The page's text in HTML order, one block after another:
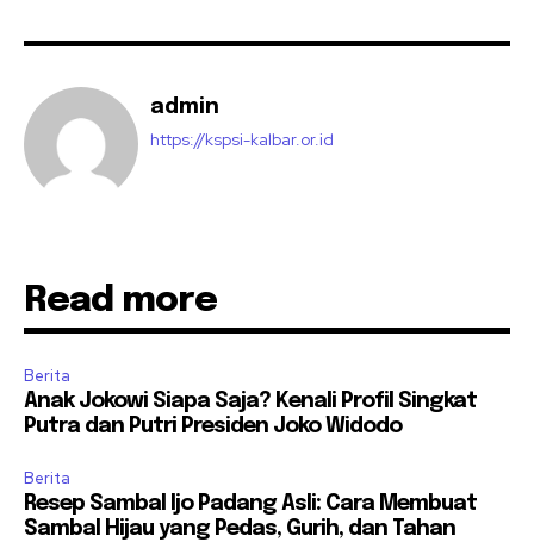
admin
https://kspsi-kalbar.or.id
Read more
Berita
Anak Jokowi Siapa Saja? Kenali Profil Singkat
Putra dan Putri Presiden Joko Widodo
Berita
Resep Sambal Ijo Padang Asli: Cara Membuat
Sambal Hijau yang Pedas, Gurih, dan Tahan